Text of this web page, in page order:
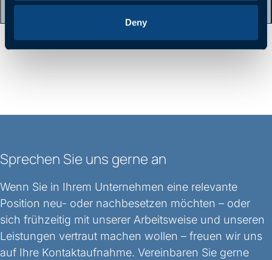
Deny
Sprechen Sie uns gerne an
Wenn Sie in Ihrem Unternehmen eine relevante
Position neu- oder nachbesetzen möchten – oder
sich frühzeitig mit unserer Arbeitsweise und unseren
Leistungen vertraut machen wollen – freuen wir uns
auf Ihre Kontaktaufnahme. Vereinbaren Sie gerne